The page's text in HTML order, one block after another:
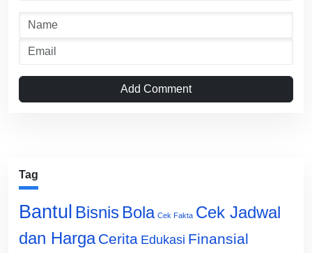
Add Comment
Tag
Bantul Bisnis Bola Cek Fakta Cek Jadwal
dan Harga Cerita Edukasi Finansial